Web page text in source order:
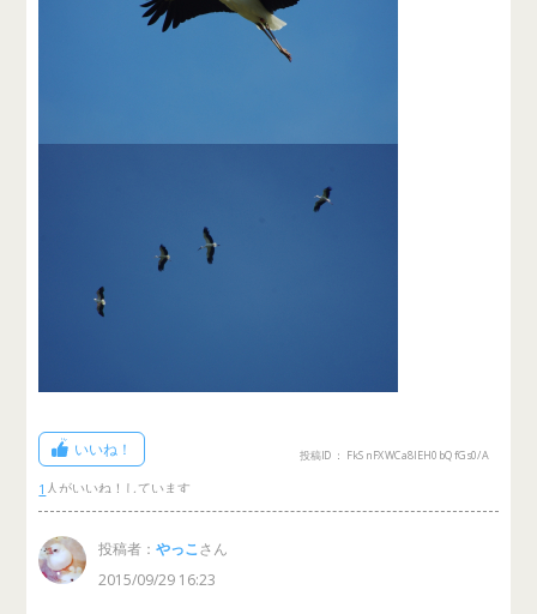
いいね！
1
投稿ID： FkSnFXWCa8IEH0bQfGs0/A
投稿者：やっこさん
2015/09/29 16:23